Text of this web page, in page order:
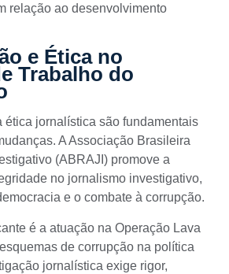
relação ao desenvolvimento
e Ética no
Trabalho do
ética jornalística são fundamentais
A Associação Brasileira
(ABRAJI) promove a
no jornalismo investigativo,
e o combate à corrupção.
é a atuação na Operação Lava
de corrupção na política
jornalística exige rigor,